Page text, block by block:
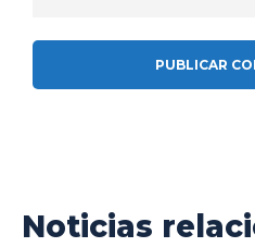
Noticias